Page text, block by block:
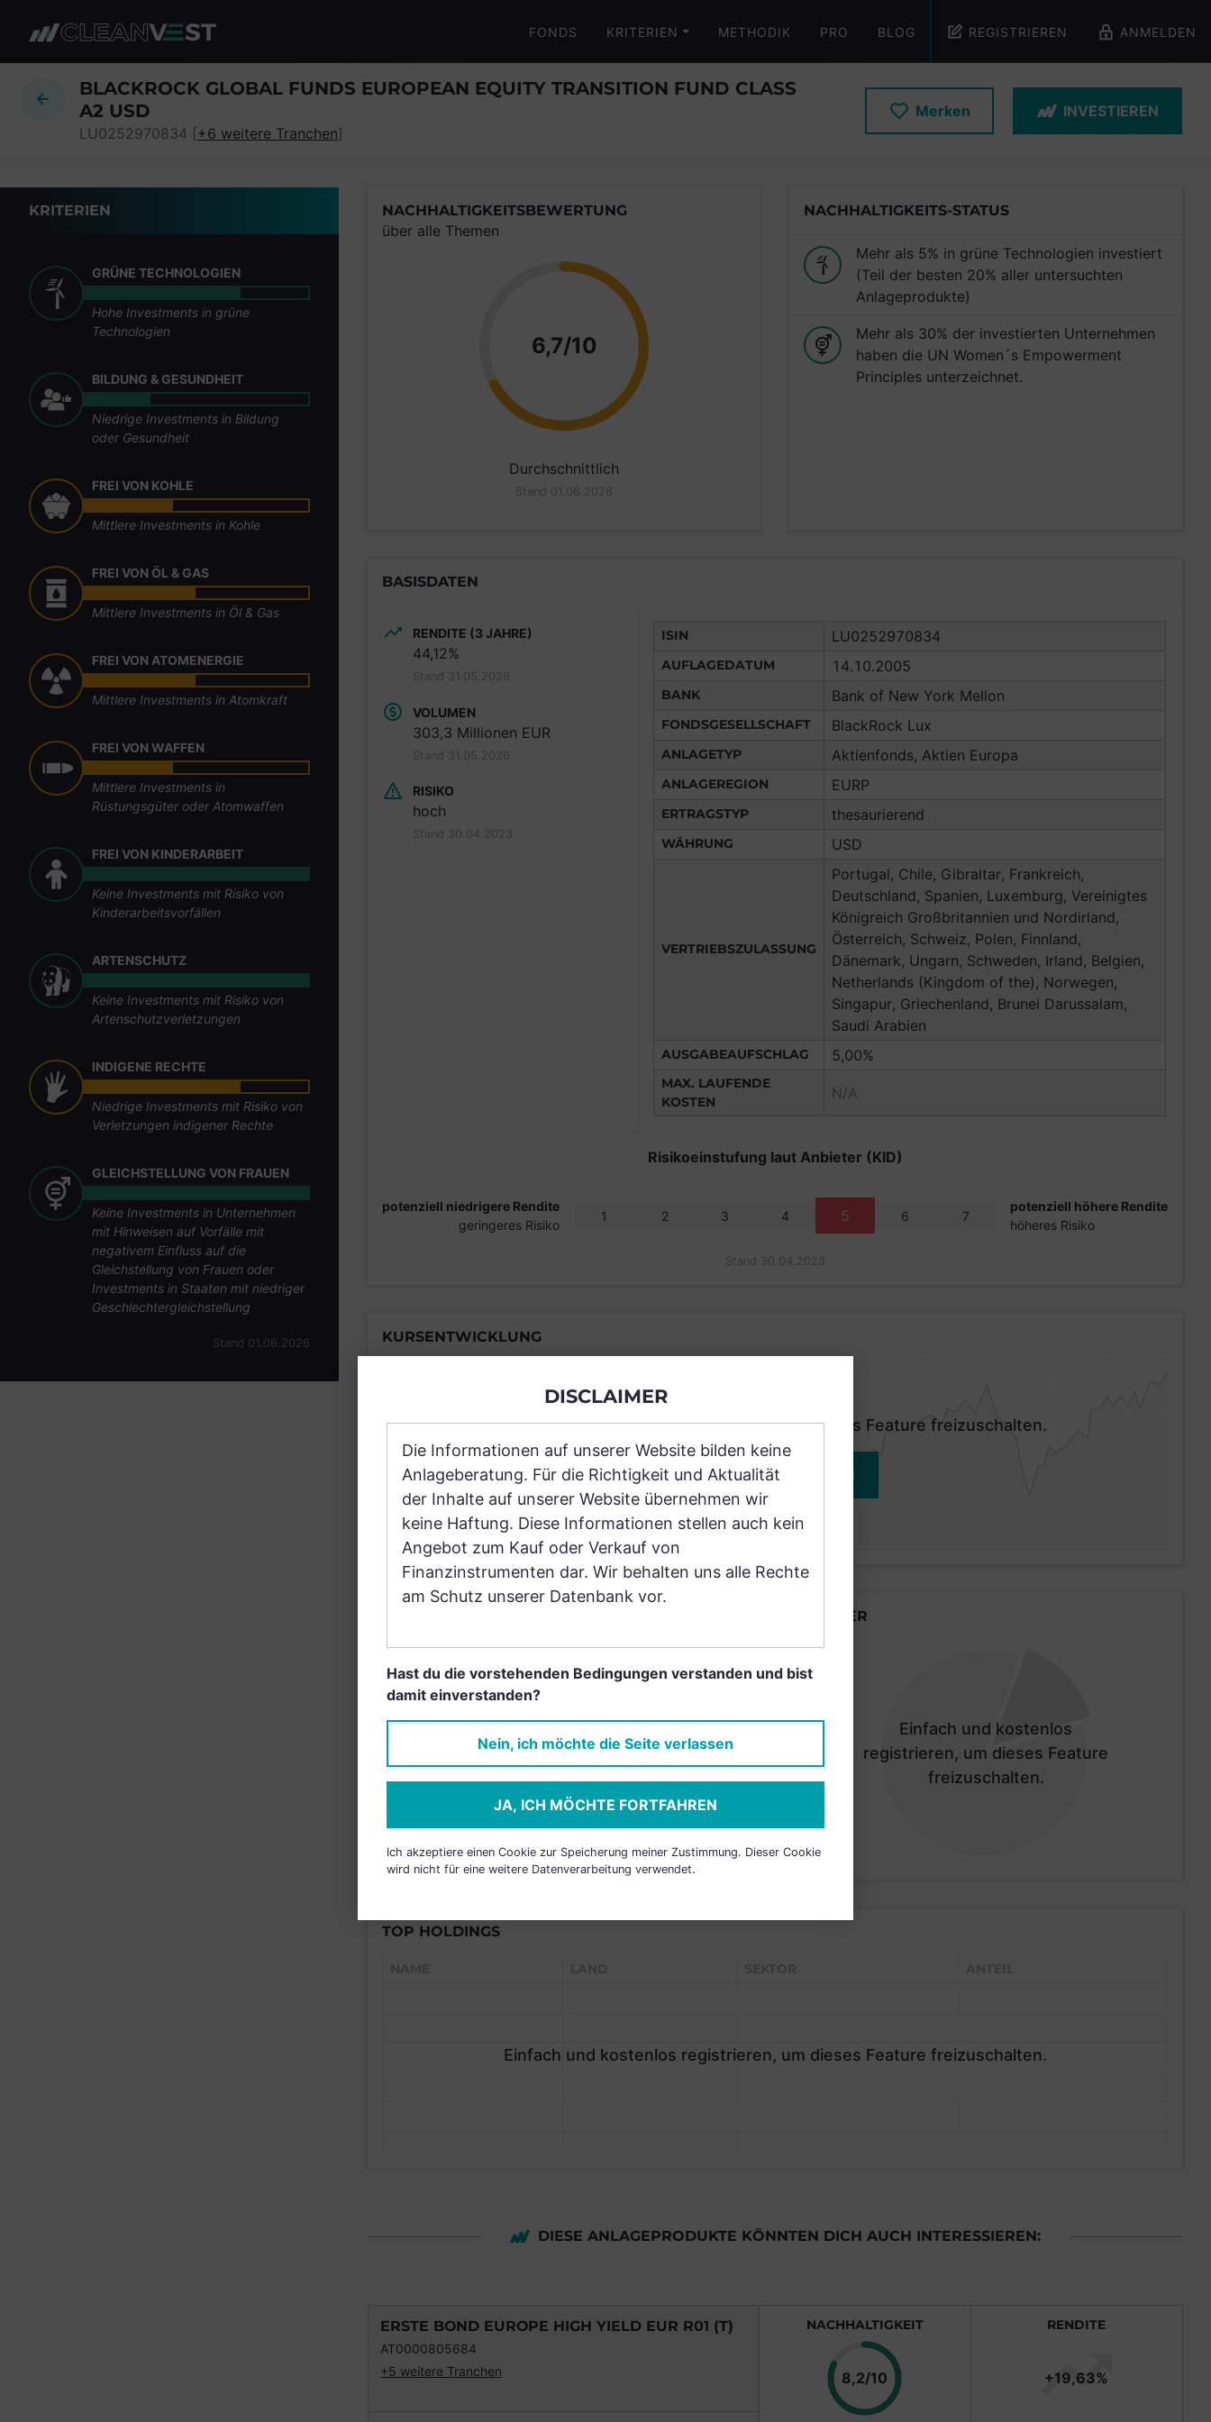
FONDS KRITERIEN METHODIK PRO BLOG REGISTRIEREN ANMELDEN
BLACKROCK GLOBAL FUNDS EUROPEAN EQUITY TRANSITION FUND CLASS
A2 USD
LU0252970834 [+6 weitere Tranchen]
Merken INVESTIEREN
KRITERIEN
GRÜNE TECHNOLOGIEN
Hohe Investments in grüne
Technologien
BILDUNG & GESUNDHEIT
Niedrige Investments in Bildung
oder Gesundheit
FREI VON KOHLE
Mittlere Investments in Kohle
FREI VON ÖL & GAS
Mittlere Investments in Öl & Gas
FREI VON ATOMENERGIE
Mittlere Investments in Atomkraft
FREI VON WAFFEN
Mittlere Investments in
Rüstungsgüter oder Atomwaffen
FREI VON KINDERARBEIT
Keine Investments mit Risiko von
Kinderarbeitsvorfällen
ARTENSCHUTZ
Keine Investments mit Risiko von
Artenschutzverletzungen
INDIGENE RECHTE
Niedrige Investments mit Risiko von
Verletzungen indigener Rechte
GLEICHSTELLUNG VON FRAUEN
Keine Investments in Unternehmen
mit Hinweisen auf Vorfälle mit
negativem Einfluss auf die
Gleichstellung von Frauen oder
Investments in Staaten mit niedriger
Geschlechtergleichstellung
Stand 01.06.2026
NACHHALTIGKEITSBEWERTUNG
über alle Themen
6,7/10 Punkte
Durchschnittlich
Stand 01.06.2026
NACHHALTIGKEITS-STATUS
Mehr als 5% in grüne Technologien investiert
(Teil der besten 20% aller untersuchten
Anlageprodukte)
Mehr als 30% der investierten Unternehmen
haben die UN Women´s Empowerment
Principles unterzeichnet.
BASISDATEN
RENDITE (3 JAHRE)
44,12%
Stand 31.05.2026
VOLUMEN
303,3 Millionen EUR
Stand 31.05.2026
RISIKO
hoch
Stand 30.04.2023
ISIN LU0252970834
AUFLAGEDATUM 14.10.2005
BANK Bank of New York Mellon
FONDSGESELLSCHAFT BlackRock Lux
ANLAGETYP Aktienfonds, Aktien Europa
ANLAGEREGION EURP
ERTRAGSTYP thesaurierend
WÄHRUNG USD
VERTRIEBSZULASSUNG
Portugal, Chile, Gibraltar, Frankreich,
Deutschland, Spanien, Luxemburg, Vereinigtes
Königreich Großbritannien und Nordirland,
Österreich, Schweiz, Polen, Finnland,
Dänemark, Ungarn, Schweden, Irland, Belgien,
Netherlands (Kingdom of the), Norwegen,
Singapur, Griechenland, Brunei Darussalam,
Saudi Arabien
AUSGABEAUFSCHLAG 5,00%
MAX. LAUFENDE
KOSTEN
N/A
Risikoeinstufung laut Anbieter (KID)
potenziell niedrigere Rendite
geringeres Risiko
1 2 3 4 5 6 7
potenziell höhere Rendite
höheres Risiko
Stand 30.04.2023
KURSENTWICKLUNG
Einfach und kostenlos registrieren, um dieses Feature freizuschalten.
JETZT ANMELDEN
Einfach und kostenlos
registrieren, um dieses Feature
freizuschalten.
LÄNDER
Einfach und kostenlos
registrieren, um dieses Feature
freizuschalten.
TOP HOLDINGS
Einfach und kostenlos registrieren, um dieses Feature freizuschalten.
DIESE ANLAGEPRODUKTE KÖNNTEN DICH AUCH INTERESSIEREN:
ERSTE BOND EUROPE HIGH YIELD EUR R01 (T)
AT0000805684
+5 weitere Tranchen
NACHHALTIGKEIT
8,2/10 Punkte
RENDITE
+19,63%
DISCLAIMER
Die Informationen auf unserer Website bilden keine
Anlageberatung. Für die Richtigkeit und Aktualität
der Inhalte auf unserer Website übernehmen wir
keine Haftung. Diese Informationen stellen auch kein
Angebot zum Kauf oder Verkauf von
Finanzinstrumenten dar. Wir behalten uns alle Rechte
am Schutz unserer Datenbank vor.
Hast du die vorstehenden Bedingungen verstanden und bist
damit einverstanden?
Nein, ich möchte die Seite verlassen
JA, ICH MÖCHTE FORTFAHREN
Ich akzeptiere einen Cookie zur Speicherung meiner Zustimmung. Dieser Cookie
wird nicht für eine weitere Datenverarbeitung verwendet.